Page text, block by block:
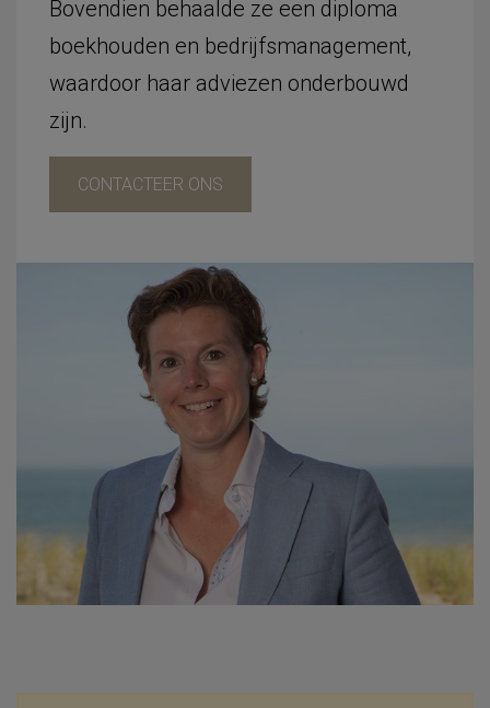
Bovendien behaalde ze een diploma
boekhouden en bedrijfsmanagement,
waardoor haar adviezen onderbouwd
zijn.
CONTACTEER ONS